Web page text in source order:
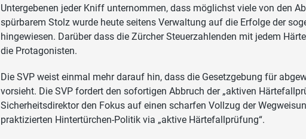
Untergebenen jeder Kniff unternommen, dass möglichst viele von den
spürbarem Stolz wurde heute seitens Verwaltung auf die Erfolge der
hingewiesen. Darüber dass die Zürcher Steuerzahlenden mit jedem
die Protagonisten.
Die SVP weist einmal mehr darauf hin, dass die Gesetzgebung für
vorsieht. Die SVP fordert den sofortigen Abbruch der „aktiven
Sicherheitsdirektor den Fokus auf einen scharfen Vollzug der
praktizierten Hintertürchen-Politik via „aktive Härtefallprüfung“.